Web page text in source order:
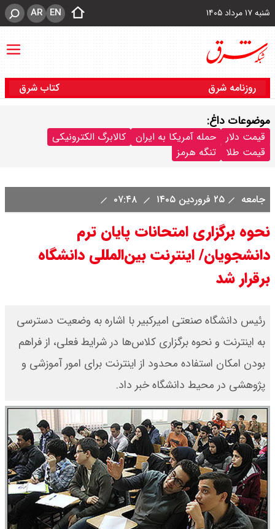
شنبه ۱۷ مرداد ۱۴۰۵ EN
AR
روزنامه شرق کتاب شرق
موضوعات داغ:
قیمت دلار حمله آمریکا به ایران
کالابرگ الکترونیکی
قیمت طلا
تنگه هرمز
جامعه ۲۵ فروردین ۱۴۰۵
نحوه برگزاری امتحانات پایان ترم
دانشجویان/ اینترنت بین‌المللی دانشگاه
برقرار شد
رئیس دانشگاه صنعتی امیرکبیر با اشاره به وضعیت دسترسی
به اینترنت و نحوه برگزاری کلاس‌ها در شرایط فعلی، از فراهم
بودن امکان استفاده محدود از اینترنت برای امور آموزشی و
پژوهشی در محیط دانشگاه خبر داد.